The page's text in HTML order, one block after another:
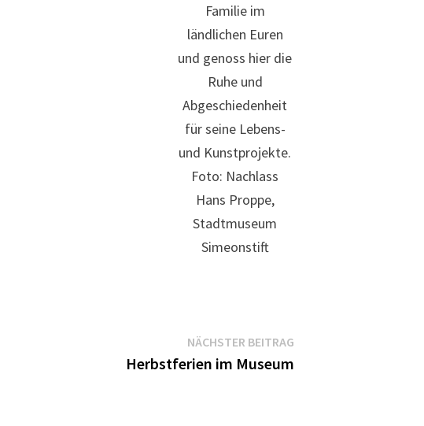
Familie im
ländlichen Euren
und genoss hier die
Ruhe und
Abgeschiedenheit
für seine Lebens-
und Kunstprojekte.
Foto: Nachlass
Hans Proppe,
Stadtmuseum
Simeonstift
NÄCHSTER BEITRAGNächster
Beitrag:
Herbstferien im Museum